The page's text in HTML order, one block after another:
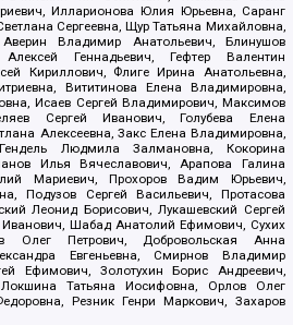
Илларионова Юлия Юрьевна, Саранг
Сергеевна, Щур Татьяна Михайловна,
Владимир Анатольевич, Блинушов
Геннадьевич, Гефтер Валентин
Кириллович, Флиге Ирина Анатольевна,
Вититинова Елена Владимировна,
Исаев Сергей Владимирович, Максимов
Сергей Иванович, Голубева Елена
Алексеевна, Закс Елена Владимировна,
Людмила Залмановна, Кокорина
Илья Вячеславович, Арапова Галина
Мариевич, Прохоров Вадим Юрьевич,
Подузов Сергей Васильевич, Протасова
Леонид Борисович, Лукашевский Сергей
Шабад Анатолий Ефимович, Сухих
Олег Петрович, Добровольская Анна
Евгеньевна, Смирнов Владимир
Ефимович, Золотухин Борис Андреевич,
Татьяна Иосифовна, Орлов Олег
Резник Генри Маркович, Захаров